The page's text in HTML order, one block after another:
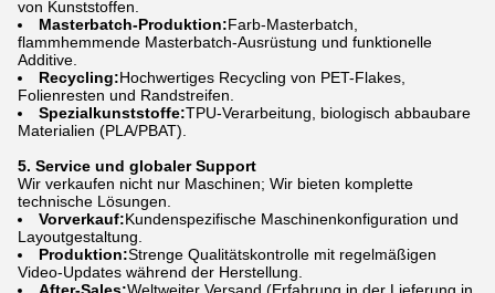
von Kunststoffen.
Masterbatch-Produktion:Farb-Masterbatch,
flammhemmende Masterbatch-Ausrüstung und funktionelle
Additive.
Recycling:Hochwertiges Recycling von PET-Flakes,
Folienresten und Randstreifen.
Spezialkunststoffe:TPU-Verarbeitung, biologisch abbaubare
Materialien (PLA/PBAT).
5. Service und globaler Support
Wir verkaufen nicht nur Maschinen; Wir bieten komplette
technische Lösungen.
Vorverkauf:Kundenspezifische Maschinenkonfiguration und
Layoutgestaltung.
Produktion:Strenge Qualitätskontrolle mit regelmäßigen
Video-Updates während der Herstellung.